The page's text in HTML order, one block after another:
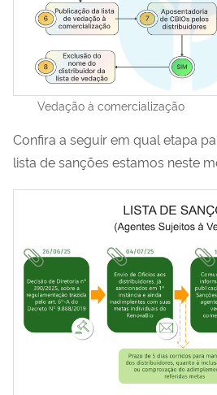
Vedação à comercialização
Confira a seguir em qual etapa
lista de sanções estamos neste